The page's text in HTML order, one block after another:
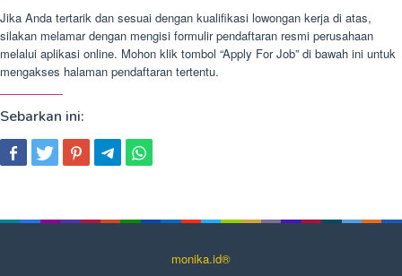
Jika Anda tertarik dan sesuai dengan kualifikasi lowongan kerja di atas,
silakan melamar dengan mengisi formulir pendaftaran resmi perusahaan
melalui aplikasi online. Mohon klik tombol “Apply For Job” di bawah ini untuk
mengakses halaman pendaftaran tertentu.
Sebarkan ini:
monika.id®